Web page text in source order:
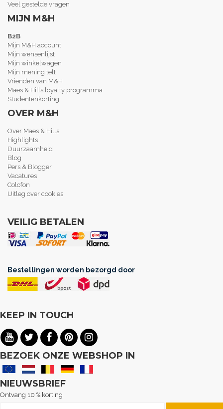
Veel gestelde vragen
MIJN M&H
B2B
Mijn M&H account
Mijn wensenlijst
Mijn winkelwagen
Mijn mening telt
Vrienden van M&H
Maes & Hills loyalty programma
Studentenkorting
OVER M&H
Over Maes & Hills
Highlights
Duurzaamheid
Blog
Pers & Blogger
Vacatures
Colofon
Uitleg over cookies
VEILIG BETALEN
Bestellingen worden bezorgd door
KEEP IN TOUCH.
BEZOEK ONZE WEBSHOP IN
NIEUWSBRIEF
Ontvang 10 % korting